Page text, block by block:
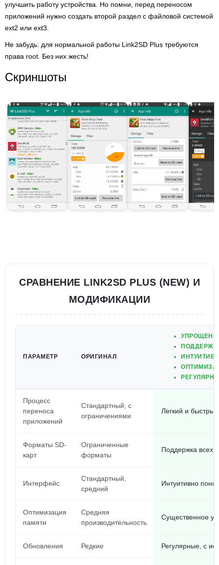
улучшить работу устройства. Но помни, перед переносом
приложений нужно создать второй раздел с файловой системой
ext2 или ext3.
Не забудь: для нормальной работы Link2SD Plus требуются
права root. Без них жесть!
Скриншоты
СРАВНЕНИЕ LINK2SD PLUS (NEW) И
МОДИФИКАЦИИ
ПАРАМЕТР ОРИГИНАЛ
Процесс
переноса
приложений
Стандартный, с
ограничениями
Легкий и
Форматы SD-
карт
Ограниченные
форматы
Поддержка всех
Интерфейс
Стандартный,
средний
Интуитивно
Оптимизация
памяти
Средняя
производительность
Существенное
Обновления Редкие Регулярные, с